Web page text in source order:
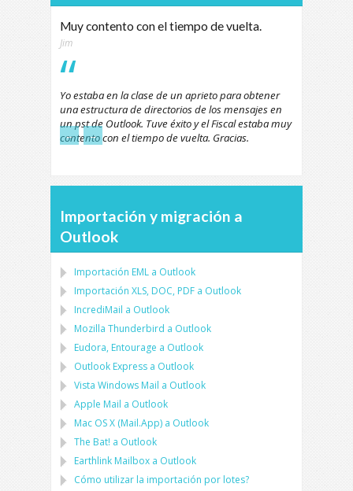
Muy contento con el tiempo de vuelta.
Jim
Yo estaba en la clase de un aprieto para obtener
una estructura de directorios de los mensajes en
un pst de Outlook. Tuve éxito y el Fiscal estaba muy
contento con el tiempo de vuelta. Gracias.
← →
Importación y migración a
Outlook
Importación EML a Outlook
Importación XLS, DOC, PDF a Outlook
IncrediMail a Outlook
Mozilla Thunderbird a Outlook
Eudora, Entourage a Outlook
Outlook Express a Outlook
Vista Windows Mail a Outlook
Apple Mail a Outlook
Mac OS X (Mail.App) a Outlook
The Bat! a Outlook
Earthlink Mailbox a Outlook
Cómo utilizar la importación por lotes?